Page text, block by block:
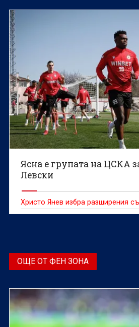
часове преди Вечното дерби
Ясна е групата на ЦСКА
Левски
Христо Янев избра разширения
ОЩЕ ОТ ФЕН ЗОНА